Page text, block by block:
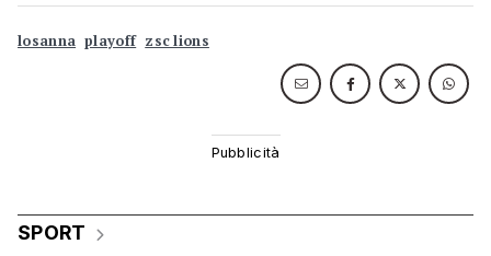
losanna playoff zsc lions
SPORT